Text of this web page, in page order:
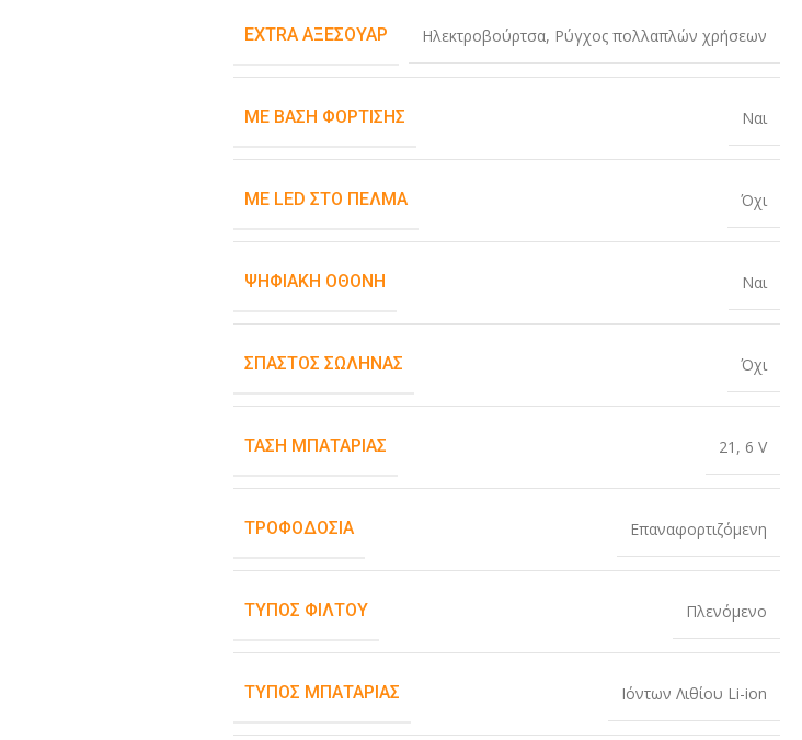
EXTRA ΑΞΕΣΟΥΆΡ Ηλεκτροβούρτσα, Ρύγχος πολλαπλών χρήσεων
ΜΕ ΒΆΣΗ ΦΌΡΤΙΣΗΣ Ναι
ΜΕ LED ΣΤΟ ΠΈΛΜΑ Όχι
ΨΗΦΙΑΚΉ ΟΘΌΝΗ Ναι
ΣΠΑΣΤΌΣ ΣΩΛΉΝΑΣ Όχι
ΤΆΣΗ ΜΠΑΤΑΡΊΑΣ 21 , 6 V
ΤΡΟΦΟΔΟΣΊΑ Επαναφορτιζόμενη
ΤΎΠΟΣ ΦΊΛΤΟΥ Πλενόμενο
ΤΎΠΟΣ ΜΠΑΤΑΡΊΑΣ Ιόντων Λιθίου Li-ion